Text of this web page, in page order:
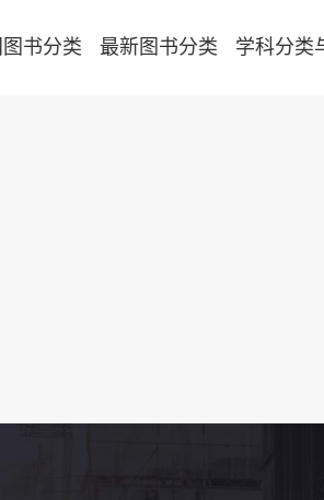
书分类 最新图书分类 学科分类